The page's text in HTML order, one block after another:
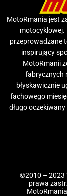
MotoRmania jest
motocyklowej.
przeprowadzane
inspirujący
MotoRmanii
fabrycznych
błyskawicznie
fachowego
długo
©2010 – 2023
prawa